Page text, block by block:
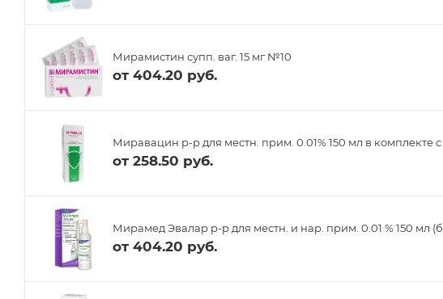
Мирамистин супп. ваг. 15 мг №10
от 404.20 руб.
Миравацин р-р для местн. прим. 0.01% 150 мл в комплекте
от 258.50 руб.
Мирамед Эвалар р-р для местн. и нар. прим. 0.01 % 150 мл
от 404.20 руб.